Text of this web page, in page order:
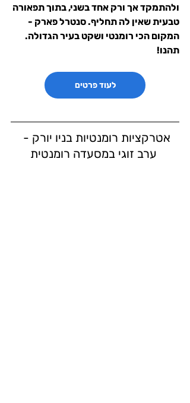
ולהתמקד אך ורק אחד בשני, בתוך תפאורה
טבעית שאין לה תחליף. סנטרל פארק -
המקום הכי רומנטי ושקט בעיר הגדולה.
תהנו!
לעוד פרטים
אטרקציות רומנטיות בניו יורק -
ערב זוגי במסעדה רומנטית